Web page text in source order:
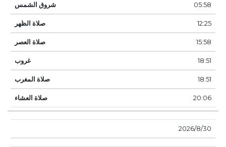
05:58
12:25
15:58
18:51
18:51
20:06
30‏‏/8‏‏/2026